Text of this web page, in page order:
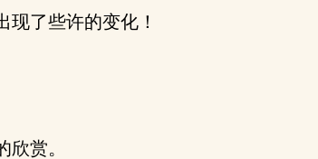
了些许的变化！
赏。